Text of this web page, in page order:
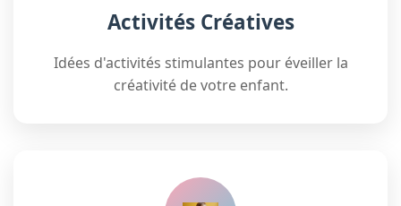
Activités Créatives
Idées d'activités stimulantes pour éveiller la
créativité de votre enfant.